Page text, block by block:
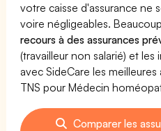
votre caisse d'assurance ne
voire négligeables.
recours à des assurances
(travailleur non salarié) et
avec SideCare les
TNS pour Médecin
Comparer les